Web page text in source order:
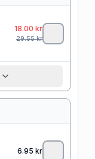
18.00 kr
29.55kr
6.95 kr